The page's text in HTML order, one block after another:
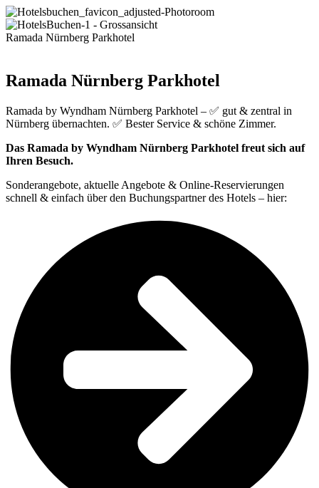
Ramada Nürnberg Parkhotel
Ramada Nürnberg Parkhotel
Ramada by Wyndham Nürnberg Parkhotel – ✅ gut & zentral in
Nürnberg übernachten. ✅ Bester Service & schöne Zimmer.
Das Ramada by Wyndham Nürnberg Parkhotel freut sich auf
Ihren Besuch.
Sonderangebote, aktuelle Angebote & Online-Reservierungen
schnell & einfach über den Buchungspartner des Hotels – hier: